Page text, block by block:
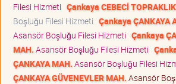
Filesi Hizmeti Çankaya CEBECİ
Boşluğu Filesi Hizmeti Çankaya ÇANKAYA
Asansör Boşluğu Filesi Hizmeti Çankaya
MAH. Asansör Boşluğu Filesi Hizmeti
ÇANKAYA MAH. Asansör Boşluğu Filesi
ÇANKAYA GÜVENEVLER MAH. Asansör